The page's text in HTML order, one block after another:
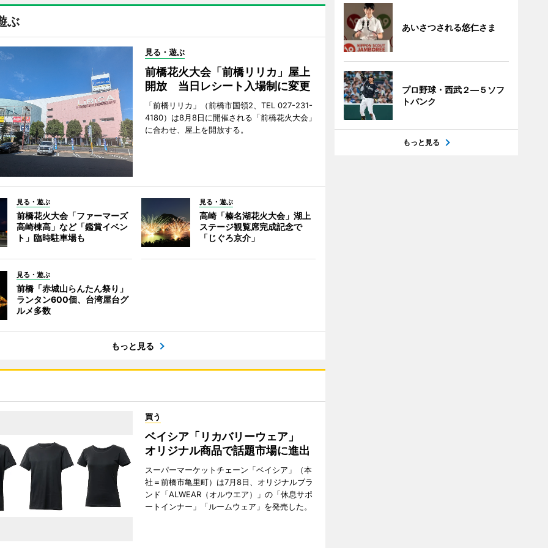
ぶ
見る・遊ぶ
前橋花火大会「前橋リリカ」屋上
開放 当日レシート入場制に変更
「前橋リリカ」（前橋市国領2、TEL 027-231-
4180）は8月8日に開催される「前橋花火大会」
に合わせ、屋上を開放する。
見る・遊ぶ
前橋花火大会「ファーマーズ
高崎棟高」など「鑑賞イベン
ト」臨時駐車場も
見る・遊ぶ
高崎「榛名湖花火大会」湖上
ステージ観覧席完成記念で
「じぐろ京介」
見る・遊ぶ
前橋「赤城山らんたん祭り」
ランタン600個、台湾屋台グ
ルメ多数
もっと見る
買う
ベイシア「リカバリーウェア」
オリジナル商品で話題市場に進出
スーパーマーケットチェーン「ベイシア」（本
社＝前橋市亀里町）は7月8日、オリジナルブラ
ンド「ALWEAR（オルウエア）」の「休息サポ
ートインナー」「ルームウェア」を発売した。
あいさつされる悠仁さま
プロ野球・西武２―５ソフ
トバンク
もっと見る